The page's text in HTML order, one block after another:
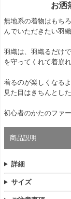
お洒
無地系の着物はもち
んでいただきたい羽織
羽織は、羽織るだけ
を守ってくれて着崩
着るのが楽しくなる
見た目はきちんとした
初心者のかたのファ
商品説明
詳細
サイズ